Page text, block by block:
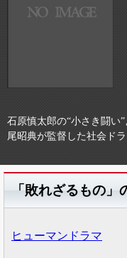
石原慎太郎の“小さき闘い
尾昭典が監督した社会ド
「敗れざるもの
ヒューマンドラマ